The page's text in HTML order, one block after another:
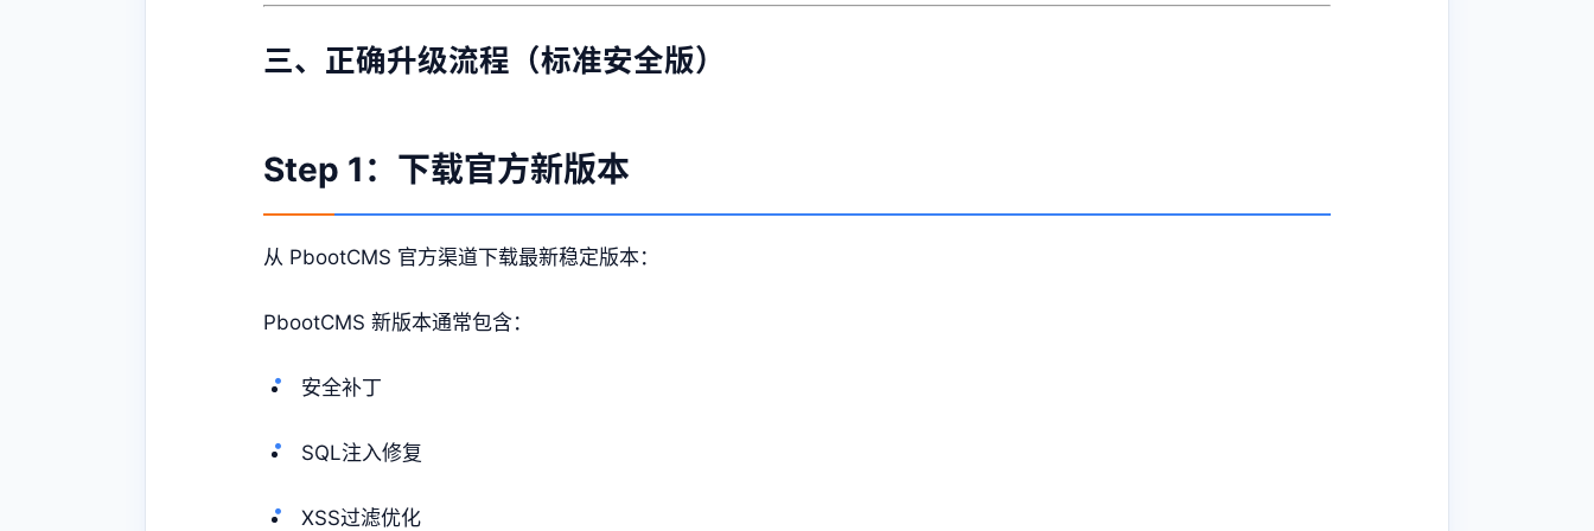
三、正确升级流程（标准安全版）
Step 1：下载官方新版本
从 PbootCMS 官方渠道下载最新稳定版本：
PbootCMS 新版本通常包含：
安全补丁
SQL注入修复
XSS过滤优化